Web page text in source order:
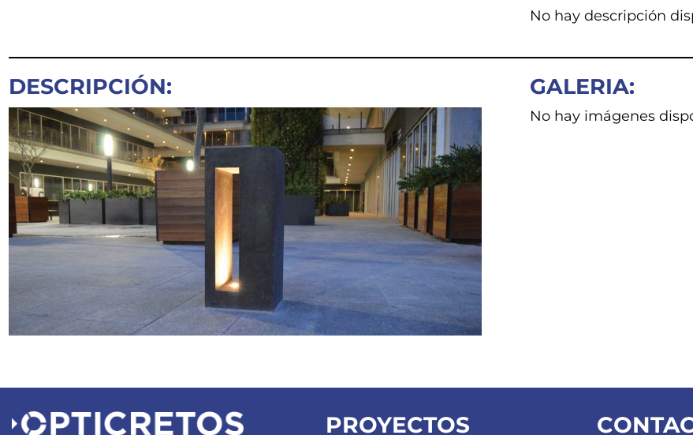
No hay descripción
DESCRIPCIÓN: GALERIA:
No hay imágenes
PROYECTOS